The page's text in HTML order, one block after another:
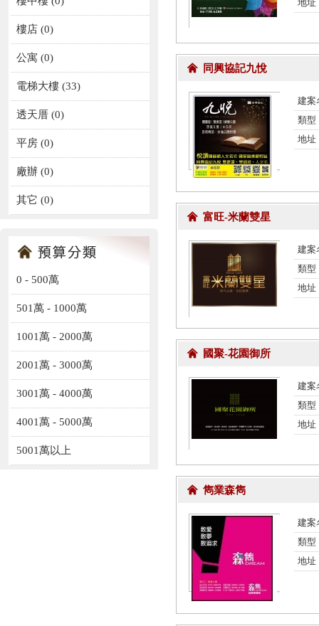
樓店 (0)
公寓 (0)
電梯大樓 (33)
透天厝 (0)
平房 (0)
廠辦 (0)
其它 (0)
0 - 500萬
501萬 - 1000萬
1001萬 - 2000萬
2001萬 - 3000萬
3001萬 - 4000萬
4001萬 - 5000萬
5001萬以上
地址
同興協記九悅
建案
類型
地址
富旺-米蘭雙星
建案
類型
地址
國聚-花園御所
建案
類型
地址
雋業森雋
建案
類型
地址